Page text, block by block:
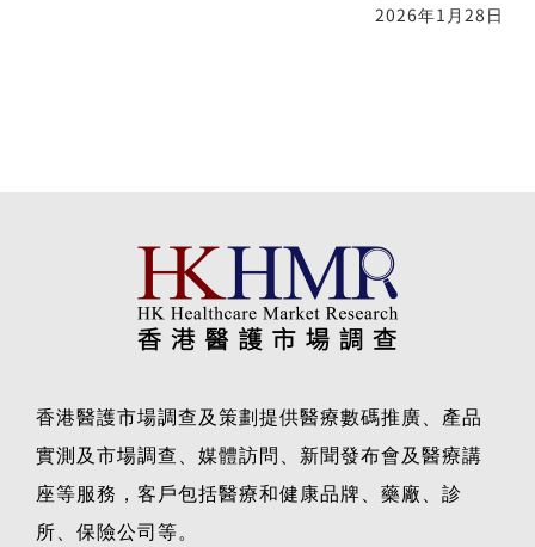
2026年1月28日
香港醫護市場調查及策劃提供醫療數碼推廣、產品
實測及市場調查、媒體訪問、新聞發布會及醫療講
座等服務，客戶包括醫療和健康品牌、藥廠、診
所、保險公司等。